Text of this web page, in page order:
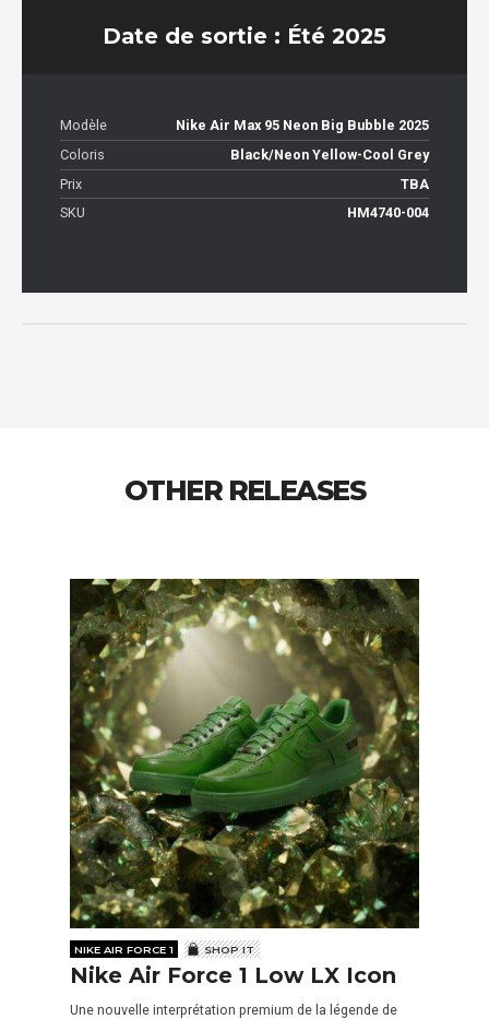
Date de sortie : Été 2025
Modèle
Nike Air Max 95 Neon Big Bubble 2025
Coloris
Black/Neon Yellow-Cool Grey
Prix
TBA
SKU
HM4740-004
OTHER RELEASES
NIKE AIR FORCE 1 SHOP IT
Nike Air Force 1 Low LX Icon
Une nouvelle interprétation premium de la légende de